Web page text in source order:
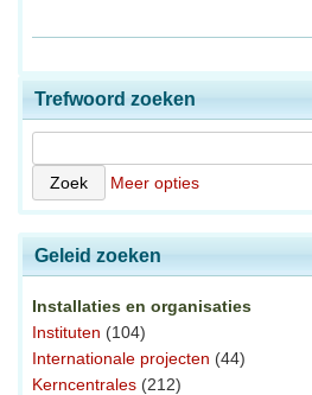
Trefwoord zoeken
Meer opties
Geleid zoeken
Installaties en organisaties
Instituten (104)
Internationale projecten (44)
Kerncentrales (212)